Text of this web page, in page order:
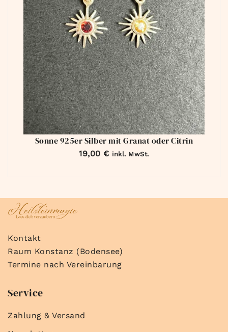
Sonne 925er Silber mit Granat oder Citrin
19,00 € inkl. MwSt.
Kontakt
Raum Konstanz (Bodensee)
Termine nach Vereinbarung
Service
Zahlung & Versand